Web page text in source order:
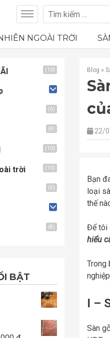
NGOÀI TRỜI
Blog »
22/
Bạn
loại
thế
Để tôi
hiểu
Trong
I –
Sàn
(10)
(6)
(8)
(10)
trời (10)
(5)
(8)
BẬT